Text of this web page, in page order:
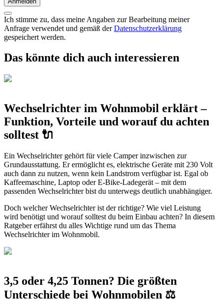
Ich stimme zu, dass meine Angaben zur Bearbeitung meiner
Anfrage verwendet und gemäß der Datenschutzerklärung
gespeichert werden.
Das könnte dich auch interessieren
Wechselrichter im Wohnmobil erklärt –
Funktion, Vorteile und worauf du achten
solltest 🔌
Ein Wechselrichter gehört für viele Camper inzwischen zur
Grundausstattung. Er ermöglicht es, elektrische Geräte mit 230 Volt
auch dann zu nutzen, wenn kein Landstrom verfügbar ist. Egal ob
Kaffeemaschine, Laptop oder E-Bike-Ladegerät – mit dem
passenden Wechselrichter bist du unterwegs deutlich unabhängiger.
Doch welcher Wechselrichter ist der richtige? Wie viel Leistung
wird benötigt und worauf solltest du beim Einbau achten? In diesem
Ratgeber erfährst du alles Wichtige rund um das Thema
Wechselrichter im Wohnmobil.
3,5 oder 4,25 Tonnen? Die größten
Unterschiede bei Wohnmobilen ⚖️